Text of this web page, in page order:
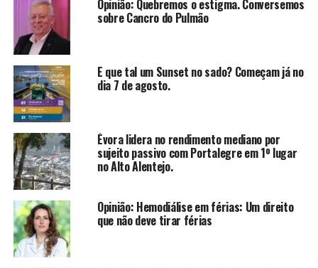
Opinião: Quebremos o estigma. Conversemos
sobre Cancro do Pulmão
E que tal um Sunset no sado? Começam já no
dia 7 de agosto.
Évora lidera no rendimento mediano por
sujeito passivo com Portalegre em 1º lugar
no Alto Alentejo.
Opinião: Hemodiálise em férias: Um direito
que não deve tirar férias